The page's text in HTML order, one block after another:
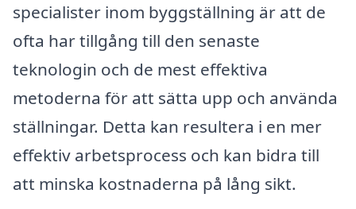
specialister inom byggställning är att de
ofta har tillgång till den senaste
teknologin och de mest effektiva
metoderna för att sätta upp och använda
ställningar. Detta kan resultera i en mer
effektiv arbetsprocess och kan bidra till
att minska kostnaderna på lång sikt.